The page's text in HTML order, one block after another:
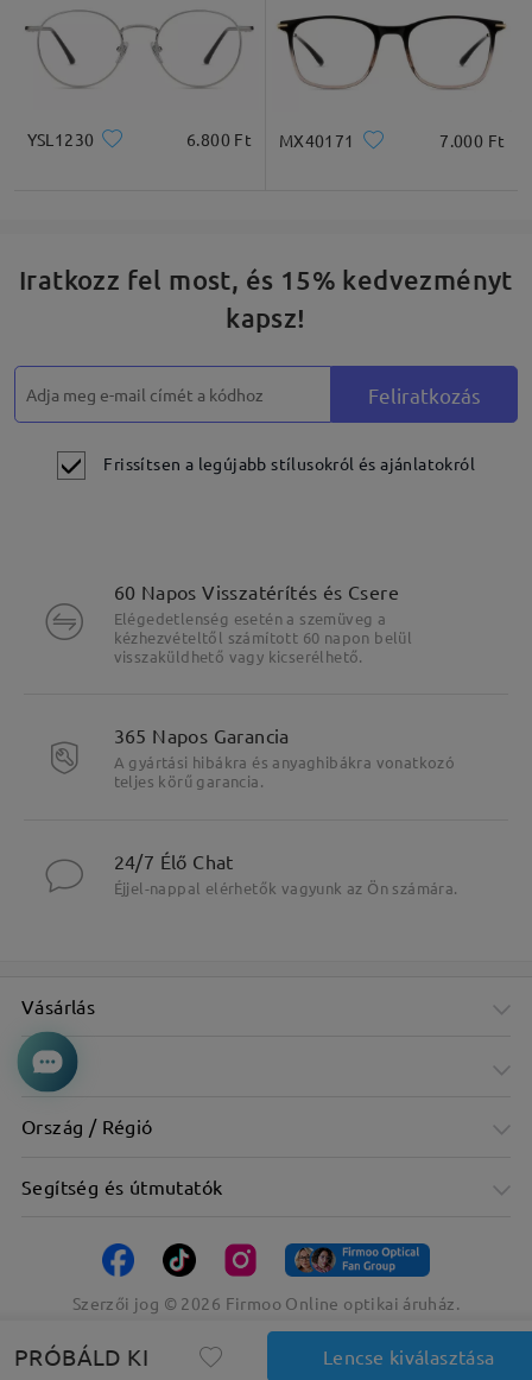
YSL1230 6.800 Ft MX40171 7.000 Ft
Iratkozz fel most, és 15% kedvezményt
kapsz!
Feliratkozás
Frissítsen a legújabb stílusokról és ajánlatokról
PRÓBÁLD KI Lencse kiválasztása
60 Napos Visszatérítés és Csere
Elégedetlenség esetén a szemüveg a
kézhezvételtől számított 60 napon belül
visszaküldhető vagy kicserélhető.
365 Napos Garancia
A gyártási hibákra és anyaghibákra vonatkozó
teljes körű garancia.
24/7 Élő Chat
Éjjel-nappal elérhetők vagyunk az Ön számára.
Vásárlás
Cég
Ország / Régió
Segítség és útmutatók
Szerzői jog © 2026 Firmoo Online optikai áruház.